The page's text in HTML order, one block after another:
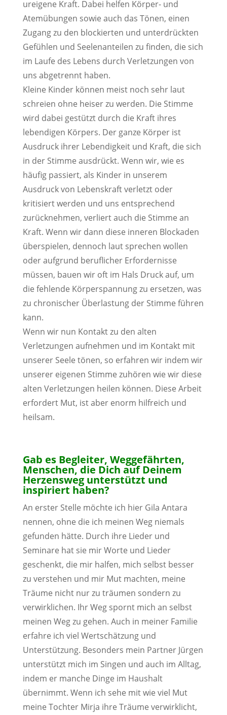
ureigene Kraft. Dabei helfen Körper- und
Atemübungen sowie auch das Tönen, einen
Zugang zu den blockierten und unterdrückten
Gefühlen und Seelenanteilen zu finden, die sich
im Laufe des Lebens durch Verletzungen von
uns abgetrennt haben.
Kleine Kinder können meist noch sehr laut
schreien ohne heiser zu werden. Die Stimme
wird dabei gestützt durch die Kraft ihres
lebendigen Körpers. Der ganze Körper ist
Ausdruck ihrer Lebendigkeit und Kraft, die sich
in der Stimme ausdrückt. Wenn wir, wie es
häufig passiert, als Kinder in unserem
Ausdruck von Lebenskraft verletzt oder
kritisiert werden und uns entsprechend
zurücknehmen, verliert auch die Stimme an
Kraft. Wenn wir dann diese inneren Blockaden
überspielen, dennoch laut sprechen wollen
oder aufgrund beruflicher Erfordernisse
müssen, bauen wir oft im Hals Druck auf, um
die fehlende Körperspannung zu ersetzen, was
zu chronischer Überlastung der Stimme führen
kann.
Wenn wir nun Kontakt zu den alten
Verletzungen aufnehmen und im Kontakt mit
unserer Seele tönen, so erfahren wir indem wir
unserer eigenen Stimme zuhören wie wir diese
alten Verletzungen heilen können. Diese Arbeit
erfordert Mut, ist aber enorm hilfreich und
heilsam.
Gab es Begleiter, Weggefährten,
Menschen, die Dich auf Deinem
Herzensweg unterstützt und
inspiriert haben?
An erster Stelle möchte ich hier Gila Antara
nennen, ohne die ich meinen Weg niemals
gefunden hätte. Durch ihre Lieder und
Seminare hat sie mir Worte und Lieder
geschenkt, die mir halfen, mich selbst besser
zu verstehen und mir Mut machten, meine
Träume nicht nur zu träumen sondern zu
verwirklichen. Ihr Weg spornt mich an selbst
meinen Weg zu gehen. Auch in meiner Familie
erfahre ich viel Wertschätzung und
Unterstützung. Besonders mein Partner Jürgen
unterstützt mich im Singen und auch im Alltag,
indem er manche Dinge im Haushalt
übernimmt. Wenn ich sehe mit wie viel Mut
meine Tochter Mirja ihre Träume verwirklicht,